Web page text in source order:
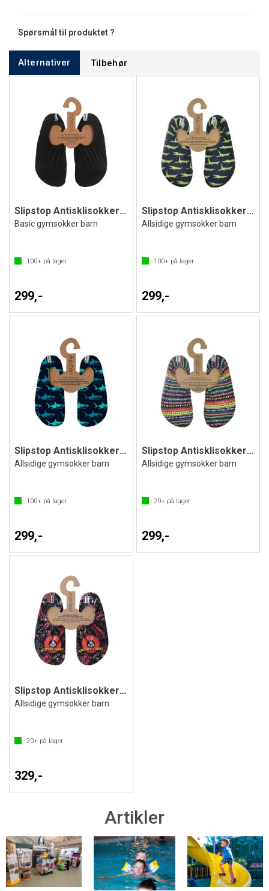
Spørsmål til produktet ?
Alternativer Tilbehør
Slipstop Antisklisokker Black Jr
Basic gymsokker barn
100+ på lager
299,-
Slipstop Antisklisokker Gator
Allsidige gymsokker barn
100+på lager
299,-
Slipstop Antisklisokker Big Blue Jr
Allsidige gymsokker barn
100+ på lager
299,-
Slipstop Antisklisokker Ethnic Jr
Allsidige gymsokker barn
20+på lager
299,-
Slipstop Antisklisokker Bugs Bunny
Allsidige gymsokker barn
20+ på lager
329,-
Artikler